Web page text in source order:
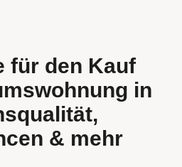
für den Kauf
in
& mehr